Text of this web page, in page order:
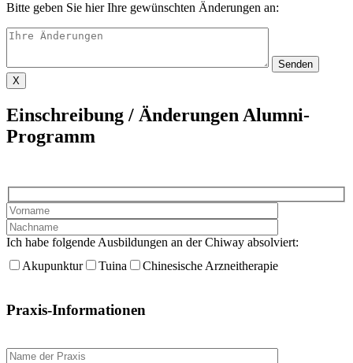
Bitte geben Sie hier Ihre gewünschten Änderungen an:
X
Einschreibung / Änderungen Alumni-
Programm
Ich habe folgende Ausbildungen an der Chiway absolviert:
Akupunktur
Tuina Chinesische Arzneitherapie
Praxis-Informationen